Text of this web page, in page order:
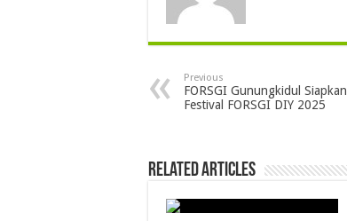
Previous
FORSGI Gunungkidul Siapkan
Festival FORSGI DIY 2025
Related Articles